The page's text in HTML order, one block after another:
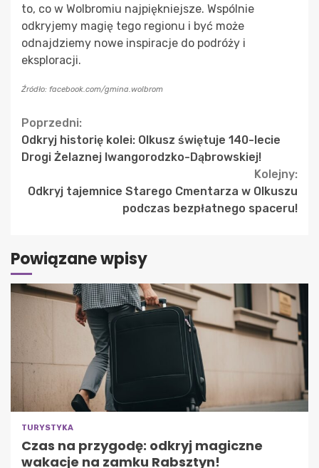
to, co w Wolbromiu najpiękniejsze. Wspólnie
odkryjemy magię tego regionu i być może
odnajdziemy nowe inspiracje do podróży i
eksploracji.
Źródło: facebook.com/gmina.wolbrom
Continue
Reading
Poprzedni:
Odkryj historię kolei: Olkusz świętuje 140-lecie
Drogi Żelaznej Iwangorodzko-Dąbrowskiej!
Kolejny:
Odkryj tajemnice Starego Cmentarza w Olkuszu
podczas bezpłatnego spaceru!
Powiązane wpisy
TURYSTYKA
Czas na przygodę: odkryj magiczne
wakacje na zamku Rabsztyn!